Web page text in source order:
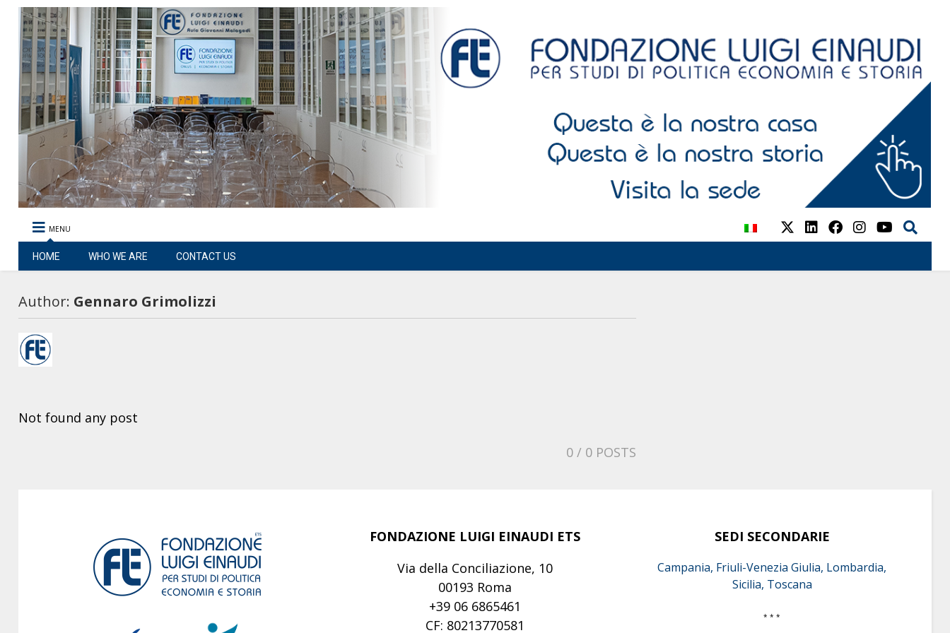
MENU
HOME WHO WE ARE CONTACT US
Author: Gennaro Grimolizzi
Not found any post
0 / 0 POSTS
FONDAZIONE LUIGI EINAUDI ETS
Via della Conciliazione, 10
00193 Roma
+39 06 6865461
CF: 80213770581
SEDI SECONDARIE
Campania, Friuli-Venezia Giulia, Lombardia,
Sicilia, Toscana
* * *